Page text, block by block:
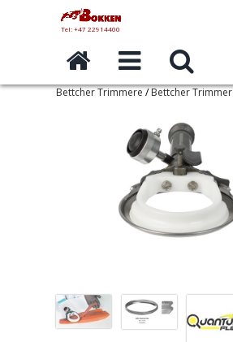
Tel: +47 22914400
Bettcher Trimmere/Bettcher Trimmer